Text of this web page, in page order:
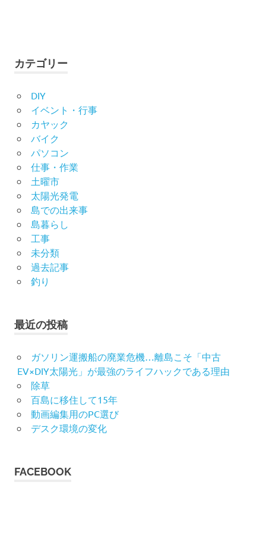
カテゴリー
DIY
イベント・行事
カヤック
バイク
パソコン
仕事・作業
土曜市
太陽光発電
島での出来事
島暮らし
工事
未分類
過去記事
釣り
最近の投稿
ガソリン運搬船の廃業危機…離島こそ「中古
EV×DIY太陽光」が最強のライフハックである理由
除草
百島に移住して15年
動画編集用のPC選び
デスク環境の変化
FACEBOOK